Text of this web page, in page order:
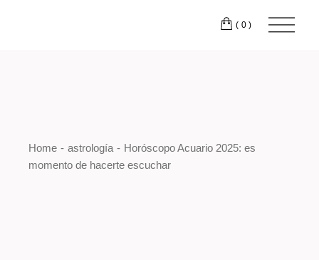
(0)
Home astrología
Horóscopo Acuario 2025: es
momento de hacerte escuchar